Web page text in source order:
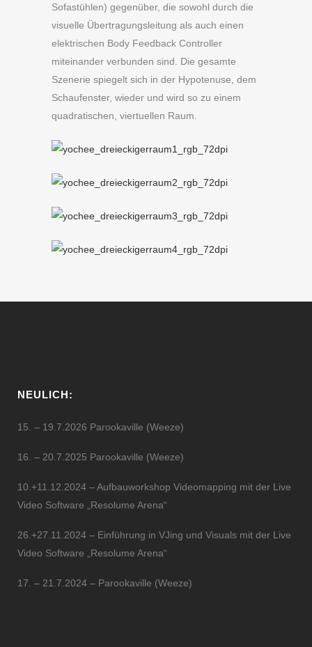
Sofastühlen) gegenüber, die sowohl durch die
visuelle Übertragungsleitung als auch einen
elektrischen Body Feedback Controller
miteinander verbunden sind. Die gesamte
Szenerie spiegelt sich in der Hypotenuse, dem
Schaufenster, wieder und wird so zu einem
quadratischen, viertuellen Raum.
NEULICH:
15. – 19.7.2026 Parookaville (Weeze)
16. – 20.7.2025 Parookaville (Weeze)
10.+11.12.2024 – Aufbauworkshop Videomapping mit der Live
Video Software „Resolume Arena“
26.+27.11.2024 – Einführung in VJing und Visuals mit der Live
Video Software „Resolume Arena“
17. – 21.7.2024 – Parookaville (Weeze)